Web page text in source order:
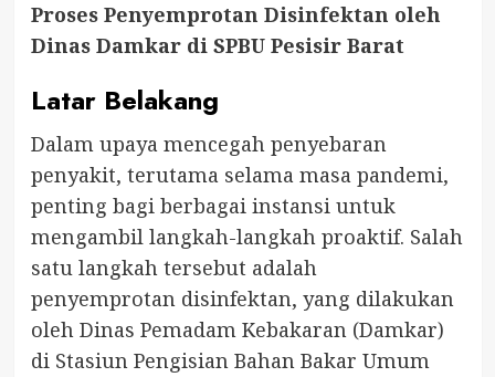
Proses Penyemprotan Disinfektan oleh
Dinas Damkar di SPBU Pesisir Barat
Latar Belakang
Dalam upaya mencegah penyebaran
penyakit, terutama selama masa pandemi,
penting bagi berbagai instansi untuk
mengambil langkah-langkah proaktif. Salah
satu langkah tersebut adalah
penyemprotan disinfektan, yang dilakukan
oleh Dinas Pemadam Kebakaran (Damkar)
di Stasiun Pengisian Bahan Bakar Umum